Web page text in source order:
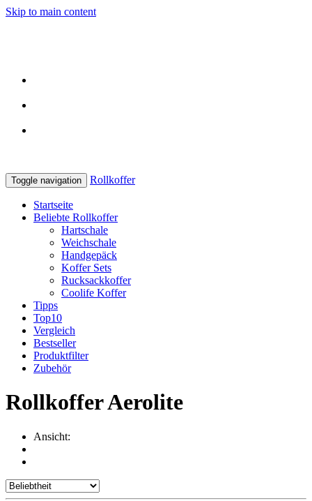
Skip to main content
Toggle navigation Rollkoffer
Startseite
Beliebte Rollkoffer
Hartschale
Weichschale
Handgepäck
Koffer Sets
Rucksackkoffer
Coolife Koffer
Tipps
Top10
Vergleich
Bestseller
Produktfilter
Zubehör
Rollkoffer Aerolite
Ansicht: